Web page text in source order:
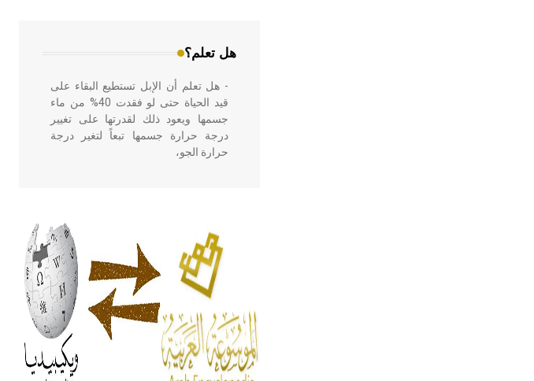
هل تعلم؟
- هل تعلم أن الإبل تستطيع البقاء على
قيد الحياة حتى لو فقدت 40% من ماء
جسمها ويعود ذلك لقدرتها على تغيير
درجة حرارة جسمها تبعاً لتغير درجة
حرارة الجو،
أربعة مؤلفات هي: الحكم، الأدلة، تنظيم
التغذية، ورسالته في جروح الرأس.
ويعود له الفضل بأنه حرر الطب من
الدين والفلسفة.
- هل تعلم أن المرجان إفراز حيواني
يتكون في البحر ويتركب من مادة
كربونات الكلسيوم، وهو أحمر أو شديد
الحمرة وهو أجود أنواعه، ويمتاز بكبر